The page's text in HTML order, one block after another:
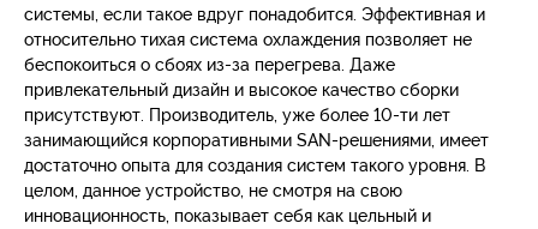
системы, если такое вдруг понадобится. Эффективная и
относительно тихая система охлаждения позволяет не
беспокоиться о сбоях из-за перегрева. Даже
привлекательный дизайн и высокое качество сборки
присутствуют. Производитель, уже более 10-ти лет
занимающийся корпоративными SAN-решениями, имеет
достаточно опыта для создания систем такого уровня. В
целом, данное устройство, не смотря на свою
инновационность, показывает себя как цельный и